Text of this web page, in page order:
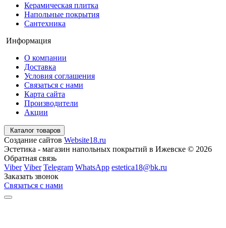
Керамическая плитка
Напольные покрытия
Сантехника
Информация
О компании
Доставка
Условия соглашения
Связаться с нами
Карта сайта
Производители
Акции
Каталог товаров
Создание сайтов Website18.ru
Эстетика - магазин напольных покрытий в Ижевске © 2026
Обратная связь
Viber Viber Telegram WhatsApp estetica18@bk.ru
Заказать звонок
Связаться с нами